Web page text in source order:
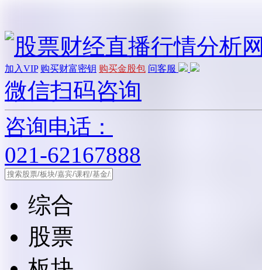
加入VIP 购买财富密钥 购买金股包 问客服
微信扫码咨询
咨询电话：
021-62167888
综合
股票